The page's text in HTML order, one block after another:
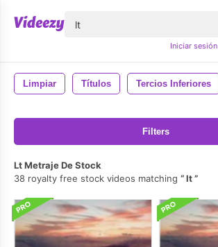
Iniciar sesión
Limpiar Títulos Tercios Inferiores
Filters
Lt Metraje De Stock
38 royalty free stock videos matching
lt